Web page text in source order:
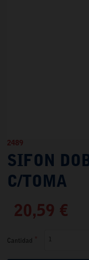
2489
SIFON
C/TOMA
20,59 €
Cantidad